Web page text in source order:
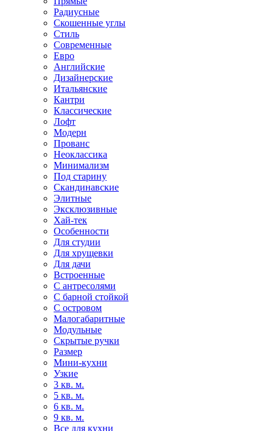
Радиусные
Скошенные углы
Стиль
Современные
Евро
Английские
Дизайнерские
Итальянские
Кантри
Классические
Лофт
Модерн
Прованс
Неоклассика
Минимализм
Под старину
Скандинавские
Элитные
Эксклюзивные
Хай-тек
Особенности
Для студии
Для хрущевки
Для дачи
Встроенные
С антресолями
С барной стойкой
С островом
Малогабаритные
Модульные
Скрытые ручки
Размер
Мини-кухни
Узкие
3 кв. м.
5 кв. м.
6 кв. м.
9 кв. м.
Все для кухни